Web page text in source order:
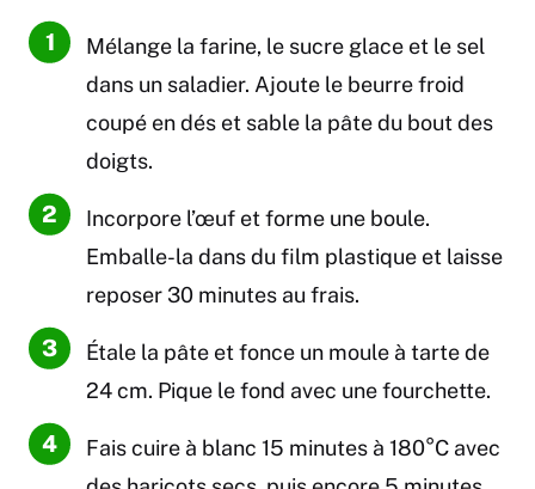
Mélange la farine, le sucre glace et le sel
dans un saladier. Ajoute le beurre froid
coupé en dés et sable la pâte du bout des
doigts.
Incorpore l’œuf et forme une boule.
Emballe-la dans du film plastique et laisse
reposer 30 minutes au frais.
Étale la pâte et fonce un moule à tarte de
24 cm. Pique le fond avec une fourchette.
Fais cuire à blanc 15 minutes à 180°C avec